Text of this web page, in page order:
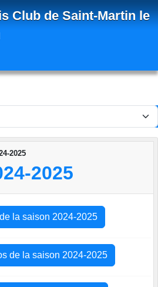
Club de Saint-Martin le
2025
2025
la saison 2024-2025
de la saison 2024-2025